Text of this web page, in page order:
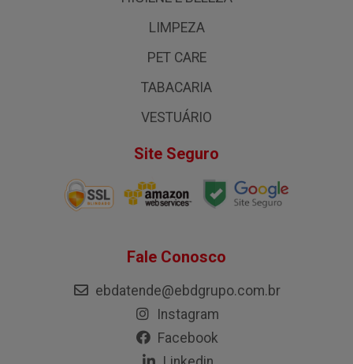
LIMPEZA
PET CARE
TABACARIA
VESTUÁRIO
Site Seguro
Fale Conosco
ebdatende@ebdgrupo.com.br
Instagram
Facebook